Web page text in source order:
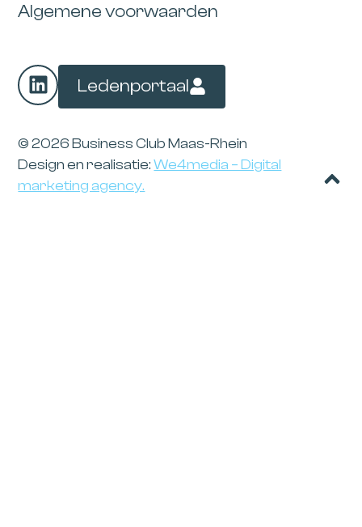
Algemene voorwaarden
Ledenportaal
© 2026 Business Club Maas-Rhein
Design en realisatie:We4media – Digital
marketing agency.